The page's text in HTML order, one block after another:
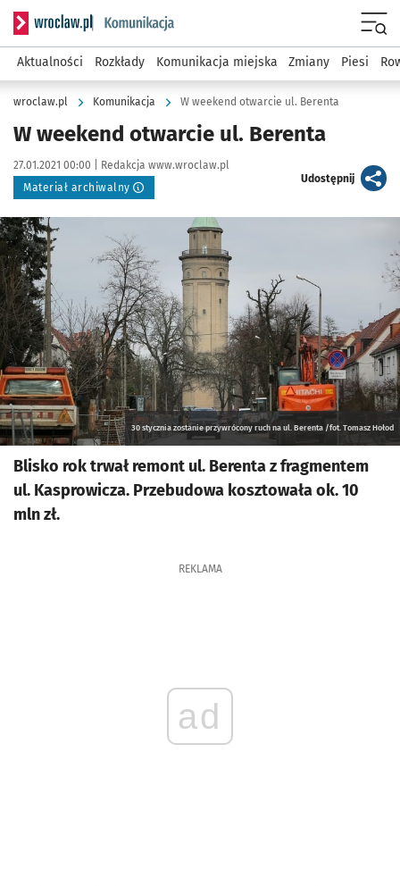
Serwis informacyjny wroclaw.pl podserwis: Komunikacja
Aktualności Rozkłady Komunikacja miejska Zmiany Piesi
wroclaw.pl Komunikacja W weekend otwarcie ul. Berenta
W weekend otwarcie ul. Berenta
Data publikacji:
27.01.2021 00:00 | Autor:
Redakcja www.wroclaw.pl
Materiał archiwalny
Udostępnijartykuł
Kliknij, aby powiększyć
30 stycznia zostanie przywrócony ruch na ul. Berenta /fot. Tomasz Hołod
Blisko rok trwał remont ul. Berenta z fragmentem
ul. Kasprowicza. Przebudowa kosztowała ok. 10
mln zł.
REKLAMA
ad